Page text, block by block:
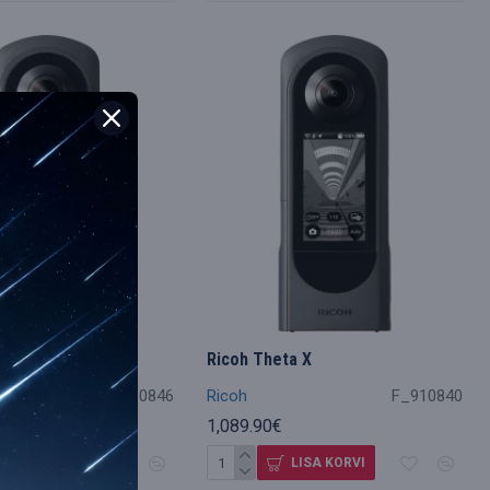
F_910846
X
Ricoh F_910840
Ricoh Theta X
1,089.90€
LISA KORVI